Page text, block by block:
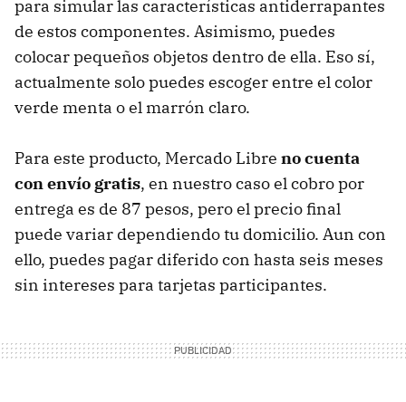
para simular las características antiderrapantes
de estos componentes. Asimismo, puedes
colocar pequeños objetos dentro de ella. Eso sí,
actualmente solo puedes escoger entre el color
verde menta o el marrón claro.
Para este producto, Mercado Libre no cuenta
con envío gratis, en nuestro caso el cobro por
entrega es de 87 pesos, pero el precio final
puede variar dependiendo tu domicilio. Aun con
ello, puedes pagar diferido con hasta seis meses
sin intereses para tarjetas participantes.